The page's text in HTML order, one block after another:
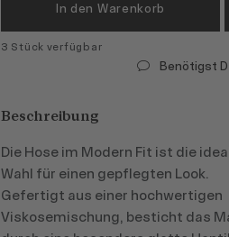
In den Warenkorb
3 Stück verfügbar
Benötigst
Beschreibung
Die Hose im Modern Fit ist die
Wahl für einen gepflegten Look.
Gefertigt aus einer hochwertigen
Viskosemischung, besticht das